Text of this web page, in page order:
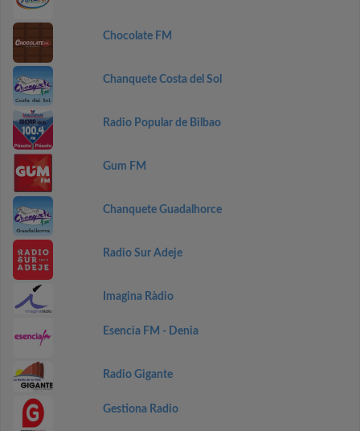
Chocolate FM
Chanquete Costa del Sol
Radio Popular de Bilbao
Gum FM
Chanquete Guadalhorce
Radio Sur Adeje
Imagina Ràdio
Esencia FM - Denia
Radio Gigante
Gestiona Radio